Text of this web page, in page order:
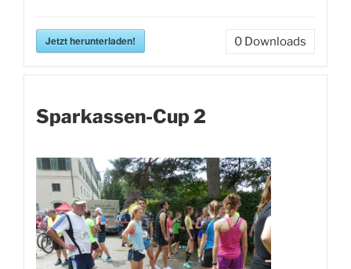
Jetzt herunterladen! 0 Downloads
Sparkassen-Cup 2